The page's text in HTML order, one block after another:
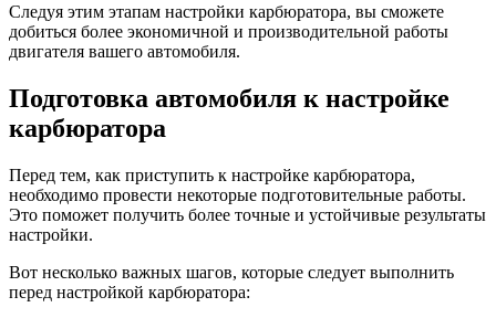
Следуя этим этапам настройки карбюратора, вы сможете
добиться более экономичной и производительной работы
двигателя вашего автомобиля.
Подготовка автомобиля к настройке
карбюратора
Перед тем, как приступить к настройке карбюратора,
необходимо провести некоторые подготовительные работы.
Это поможет получить более точные и устойчивые результаты
настройки.
Вот несколько важных шагов, которые следует выполнить
перед настройкой карбюратора: